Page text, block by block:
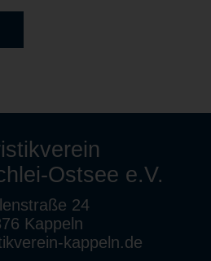
Ostsee e.V.
24
Kappeln
kappeln.de